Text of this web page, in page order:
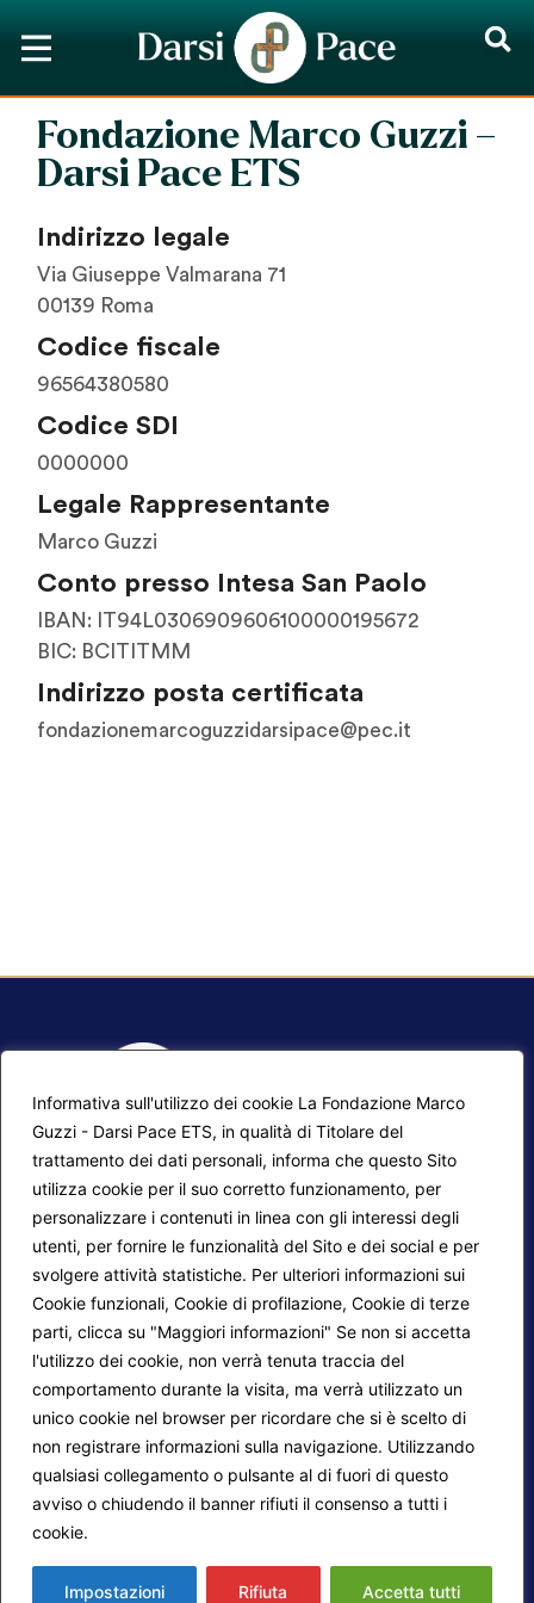
Informativa sull'utilizzo dei cookie La Fondazione Marco
Guzzi - Darsi Pace ETS, in qualità di Titolare del
trattamento dei dati personali, informa che questo Sito
utilizza cookie per il suo corretto funzionamento, per
personalizzare i contenuti in linea con gli interessi degli
utenti, per fornire le funzionalità del Sito e dei social e per
svolgere attività statistiche. Per ulteriori informazioni sui
Cookie funzionali, Cookie di profilazione, Cookie di terze
parti, clicca su "Maggiori informazioni" Se non si accetta
l'utilizzo dei cookie, non verrà tenuta traccia del
comportamento durante la visita, ma verrà utilizzato un
unico cookie nel browser per ricordare che si è scelto di
non registrare informazioni sulla navigazione. Utilizzando
qualsiasi collegamento o pulsante al di fuori di questo
avviso o chiudendo il banner rifiuti il consenso a tutti i
cookie.
Impostazioni Rifiuta Accetta tutti
Fondazione Marco Guzzi –
Darsi Pace ETS
Indirizzo legale
Via Giuseppe Valmarana 71
00139 Roma
Codice fiscale
96564380580
Codice SDI
0000000
Legale Rappresentante
Marco Guzzi
Conto presso Intesa San Paolo
IBAN: IT94L0306909606100000195672
BIC: BCITITMM
Indirizzo posta certificata
fondazionemarcoguzzidarsipace@pec.it
Mappa del sito
Progetti Darsi Pace
Login redattori
Calendario corsi
Privacy Policy
Cookie Policy
Seguici su:
© 2026
. Tutti i diritti sono riservati.